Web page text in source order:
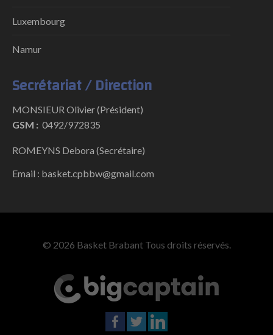
Luxembourg
Namur
Secrétariat / Direction
MONSIEUR Olivier (Président)
GSM : 0492/972835
ROMEYNS Debora (Secrétaire)
Email : basket.cpbbw@gmail.com
© 2026 Basket Brabant Tous droits réservés.